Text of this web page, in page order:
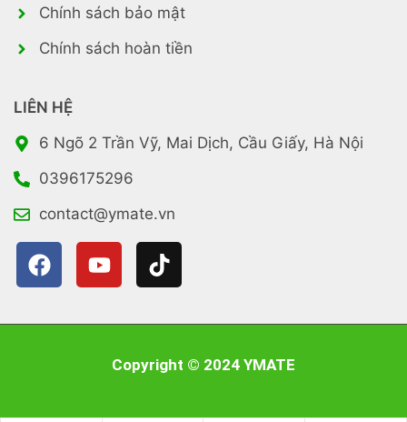
Chính sách bảo mật
Chính sách hoàn tiền
LIÊN HỆ
6 Ngõ 2 Trần Vỹ, Mai Dịch, Cầu Giấy, Hà Nội
0396175296
contact@ymate.vn
Copyright © 2024 YMATE